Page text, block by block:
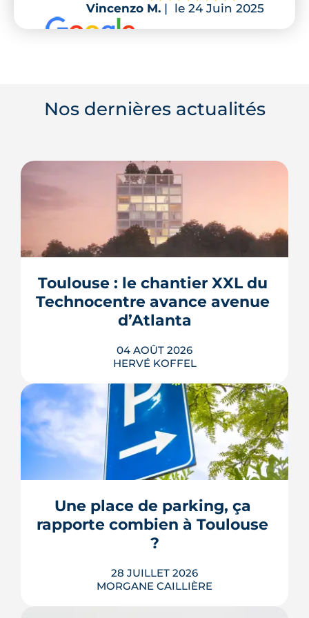
Vincenzo M. | le 24 Juin 2025
Nos dernières actualités
Toulouse : le chantier XXL du
Technocentre avance avenue
d’Atlanta
04 AOÛT 2026
HERVÉ KOFFEL
Avenue d'Atlanta, à la Roseraie, un
chantier de six hectares réorganise les
coulisses techniques de Toulouse
Métropole. Derrière les buttes de terre
déménagement de services, plusieurs
chiffrages officiels et un bras de fer
environnemental.
LIRE L'ARTICLE
Une place de parking, ça
rapporte combien à Toulouse
?
28 JUILLET 2026
MORGANE CAILLIÈRE